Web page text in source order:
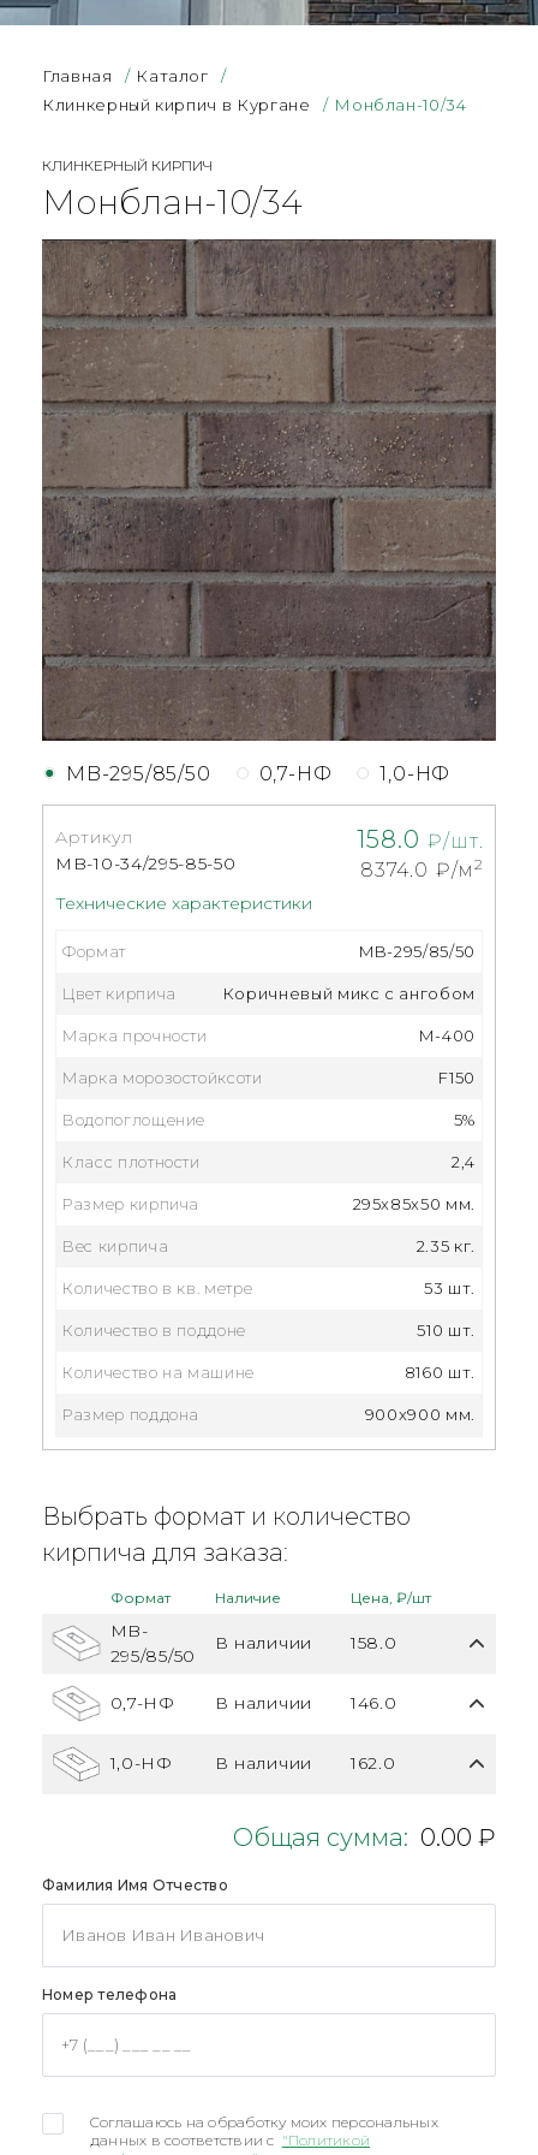
Главная / Каталог
/
Клинкерный кирпич в Кургане
/ Монблан-10/34
КЛИНКЕРНЫЙ КИРПИЧ
Монблан-10/34
158.0 ₽/шт.
8374.0 ₽/м2
MB-295/85/50 0,7-НФ 1,0-НФ
Технические характеристики
Артикул
MB-10-34/295-85-50
Формат MB-295/85/50
Цвет кирпича Коричневый микс с ангобом
Марка прочности М-400
Марка морозостойксоти F150
Водопоглощение 5%
Класс плотности 2,4
Размер кирпича 295x85x50 мм.
Вес кирпича 2.35 кг.
Количество в кв. метре 53 шт.
Количество в поддоне 510 шт.
Количество на машине 8160 шт.
Размер поддона 900x900 мм.
Выбрать формат и количество
кирпича для заказа:
Формат Наличие Цена, ₽/шт
MB-
295/85/50
В наличии 158.0
0,7-НФ В наличии 146.0
1,0-НФ В наличии 162.0
Общая сумма: 0.00 ₽
Фамилия Имя Отчество
Номер телефона
Соглашаюсь на обработку моих персональных
данных в соответствии с "Политикой